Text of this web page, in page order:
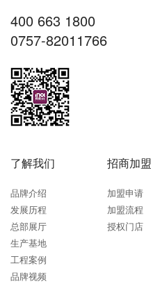
400 663 1800
0757-82011766
了解我们
品牌介绍
发展历程
总部展厅
生产基地
工程案例
品牌视频
招商加盟
加盟申请
加盟流程
授权门店